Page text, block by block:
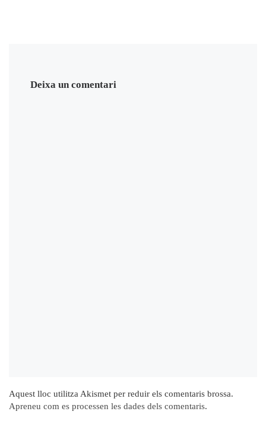
Deixa un comentari
Aquest lloc utilitza Akismet per reduir els comentaris brossa.
Apreneu com es processen les dades dels comentaris.